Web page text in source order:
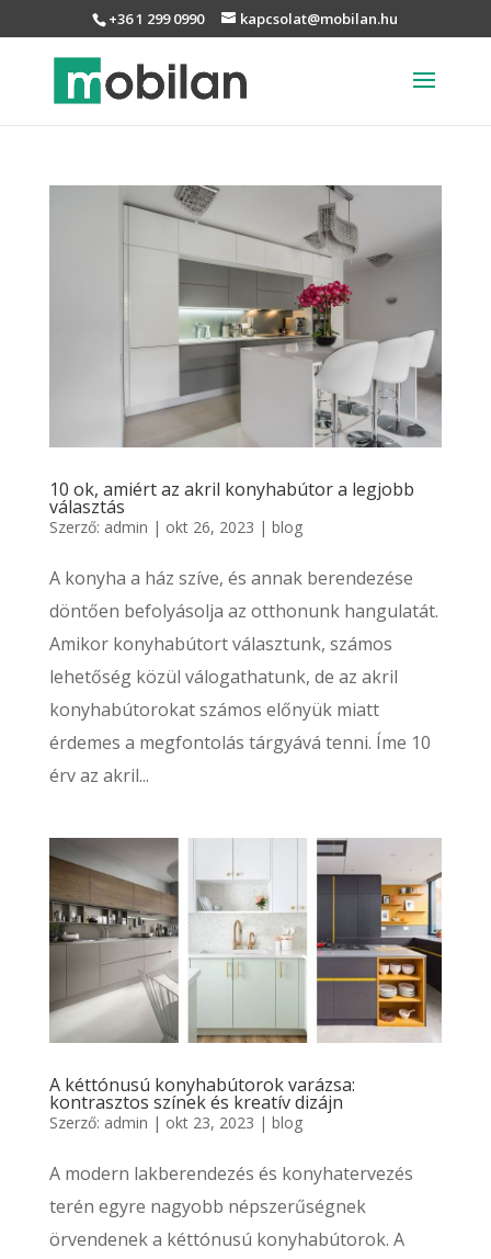
+36 1 299 0990 kapcsolat@mobilan.hu
10 ok, amiért az akril konyhabútor a legjobb
választás
Szerző: admin | okt 26, 2023 | blog
A konyha a ház szíve, és annak berendezése
döntően befolyásolja az otthonunk hangulatát.
Amikor konyhabútort választunk, számos
lehetőség közül válogathatunk, de az akril
konyhabútorokat számos előnyük miatt
érdemes a megfontolás tárgyává tenni. Íme 10
érv az akril...
A kéttónusú konyhabútorok varázsa:
kontrasztos színek és kreatív dizájn
Szerző: admin | okt 23, 2023 | blog
A modern lakberendezés és konyhatervezés
terén egyre nagyobb népszerűségnek
örvendenek a kéttónusú konyhabútorok. A